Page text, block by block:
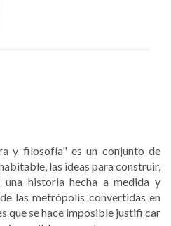
y filosofía" es un conjunto de
las ideas para construir,
historia hecha a medida y
las metrópolis convertidas en
que se hace imposible justifi car